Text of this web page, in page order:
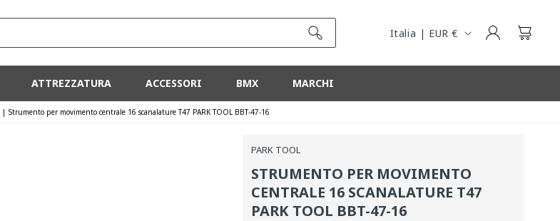
E
G
O
Italia | EUR € ConnessioneCestino
ATTREZZATURA ACCESSORI BMX MARCHI
| Strumento per movimento centrale 16 scanalature T47 PARK TOOL BBT-47-16
PARK TOOL
STRUMENTO PER MOVIMENTO
CENTRALE 16 SCANALATURE T47
PARK TOOL BBT-47-16